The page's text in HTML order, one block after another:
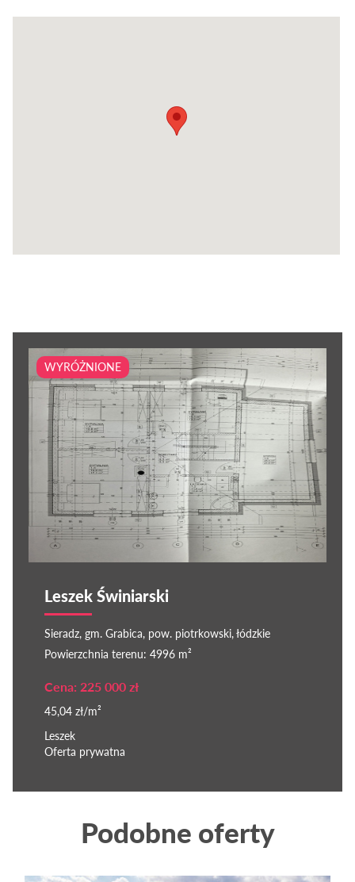
WYRÓŻNIONE
Leszek Świniarski
Sieradz, gm. Grabica, pow. piotrkowski, łódzkie
Powierzchnia terenu: 4996 m²
Cena: 225 000 zł
45,04 zł/m²
Leszek
Oferta prywatna
Podobne oferty